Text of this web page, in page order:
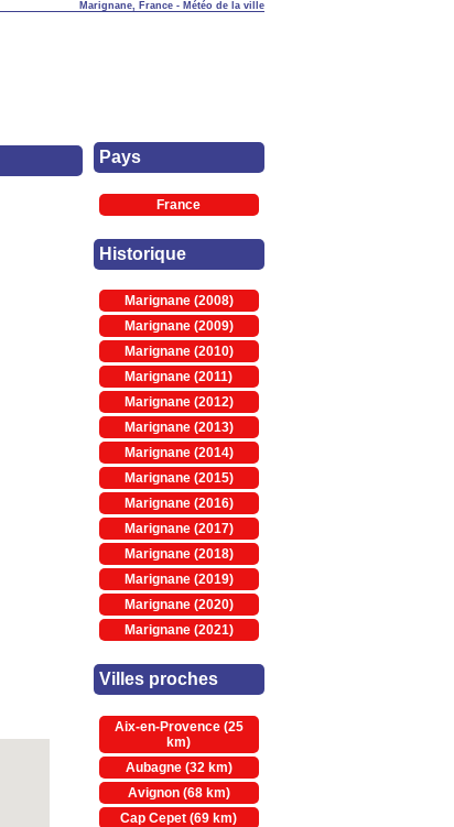
Marignane, France - Météo de la ville
Pays
France
Historique
Marignane (2008)
Marignane (2009)
Marignane (2010)
Marignane (2011)
Marignane (2012)
Marignane (2013)
Marignane (2014)
Marignane (2015)
Marignane (2016)
Marignane (2017)
Marignane (2018)
Marignane (2019)
Marignane (2020)
Marignane (2021)
Villes proches
Aix-en-Provence (25
km)
Aubagne (32 km)
Avignon (68 km)
Cap Cepet (69 km)